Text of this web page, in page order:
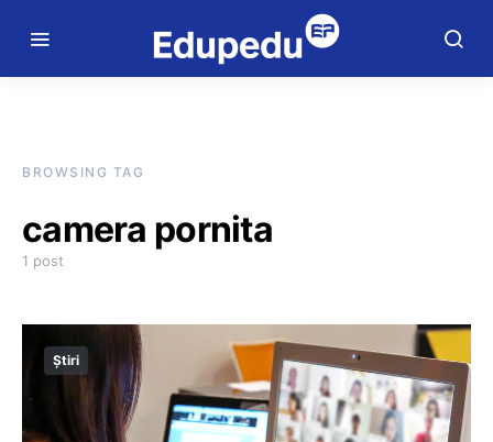
BROWSING TAG
camera pornita
1 post
Știri